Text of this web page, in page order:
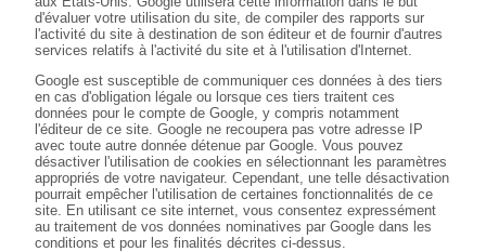
d'évaluer votre utilisation du site, de compiler des rapports sur
l'activité du site à destination de son éditeur et de fournir d'autres
services relatifs à l'activité du site et à l'utilisation d'Internet.
Google est susceptible de communiquer ces données à des tiers
en cas d'obligation légale ou lorsque ces tiers traitent ces
données pour le compte de Google, y compris notamment
l'éditeur de ce site. Google ne recoupera pas votre adresse IP
avec toute autre donnée détenue par Google. Vous pouvez
désactiver l'utilisation de cookies en sélectionnant les paramètres
appropriés de votre navigateur. Cependant, une telle désactivation
pourrait empêcher l'utilisation de certaines fonctionnalités de ce
site. En utilisant ce site internet, vous consentez expressément
au traitement de vos données nominatives par Google dans les
conditions et pour les finalités décrites ci-dessus.